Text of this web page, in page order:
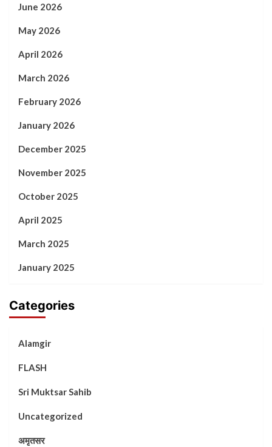
June 2026
May 2026
April 2026
March 2026
February 2026
January 2026
December 2025
November 2025
October 2025
April 2025
March 2025
January 2025
Categories
Alamgir
FLASH
Sri Muktsar Sahib
Uncategorized
अमृतसर